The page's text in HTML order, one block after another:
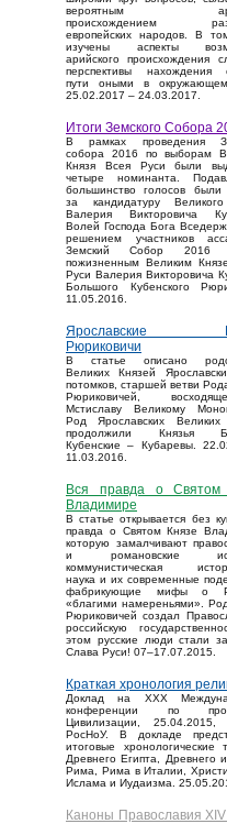
вероятным
происхождением
европейских народов. В
изучены аспекты
арийского происхождения
перспективы нахождения
пути оными в
25.02.2017 – 24.03.2017.
Итоги Земского Собора
В рамках проведения
собора 2016 по выборам
Князя Всея Руси были
четыре номинанта.
большинство голосов были
за кандидатуру
Валерия Викторовича
Волей Господа Бога
решением участников
Земский Собор 2016
пожизненным Великим
Руси Валерия Викторовича
Большого Кубенского
11.05.2016.
Ярославские
Рюриковичи
В статье описано
Великих Князей
потомков, старшей ветви
Рюриковичей,
Мстиславу Великому
Род Ярославских Великих
продолжили Князья
Кубенские – Кубаревы.
11.03.2016.
Вся правда о Святом
Владимире
В статье открывается без
правда о Святом Князе
которую замалчивают
и романовские
коммунистическая
наука и их современные
фабрикующие мифы о
«благими намереньями».
Рюриковичей создал
российскую
этом русские люди стали
Слава Руси! 07–17.07.2015.
Краткая хронология
Доклад на XXX
конференции по
Цивилизации, 25.04.2015,
РосНоУ. В докладе
итоговые хронологические
Древнего Египта, Древнего
Рима, Рима в Италии,
Ислама и Иудаизма.
Каноны Православия XIV